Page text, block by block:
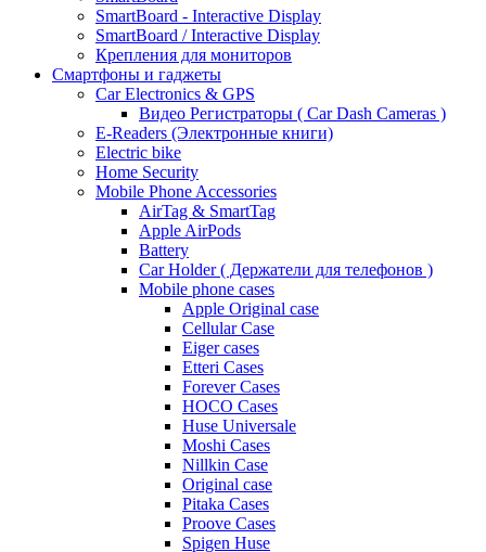
SmartBoard - Interactive Display
SmartBoard / Interactive Display
Крепления для мониторов
Смартфоны и гаджеты
Car Electronics & GPS
Видео Регистраторы ( Car Dash Cameras )
E-Readers (Электронные книги)
Electric bike
Home Security
Mobile Phone Accessories
AirTag & SmartTag
Apple AirPods
Battery
Car Holder ( Держатели для телефонов )
Mobile phone cases
Apple Original case
Cellular Case
Eiger cases
Etteri Cases
Forever Cases
HOCO Cases
Huse Universale
Moshi Cases
Nillkin Case
Original case
Pitaka Cases
Proove Cases
Spigen Huse